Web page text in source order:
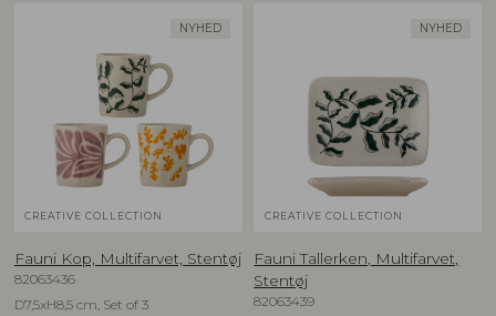
NYHED
CREATIVE COLLECTION
Fauni Kop, Multifarvet, Stentøj
82063436
D7,5xH8,5 cm, Set of 3
NYHED
CREATIVE COLLECTION
Fauni Tallerken, Multifarvet,
Stentøj
82063439